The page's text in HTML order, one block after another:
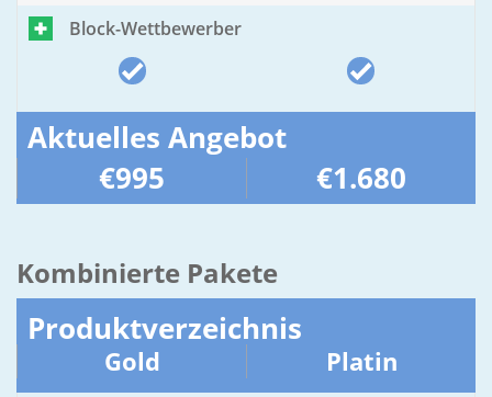
Block-Wettbewerber
Aktuelles Angebot
€995
€1.680
Kombinierte Pakete
Produktverzeichnis
Gold Platin